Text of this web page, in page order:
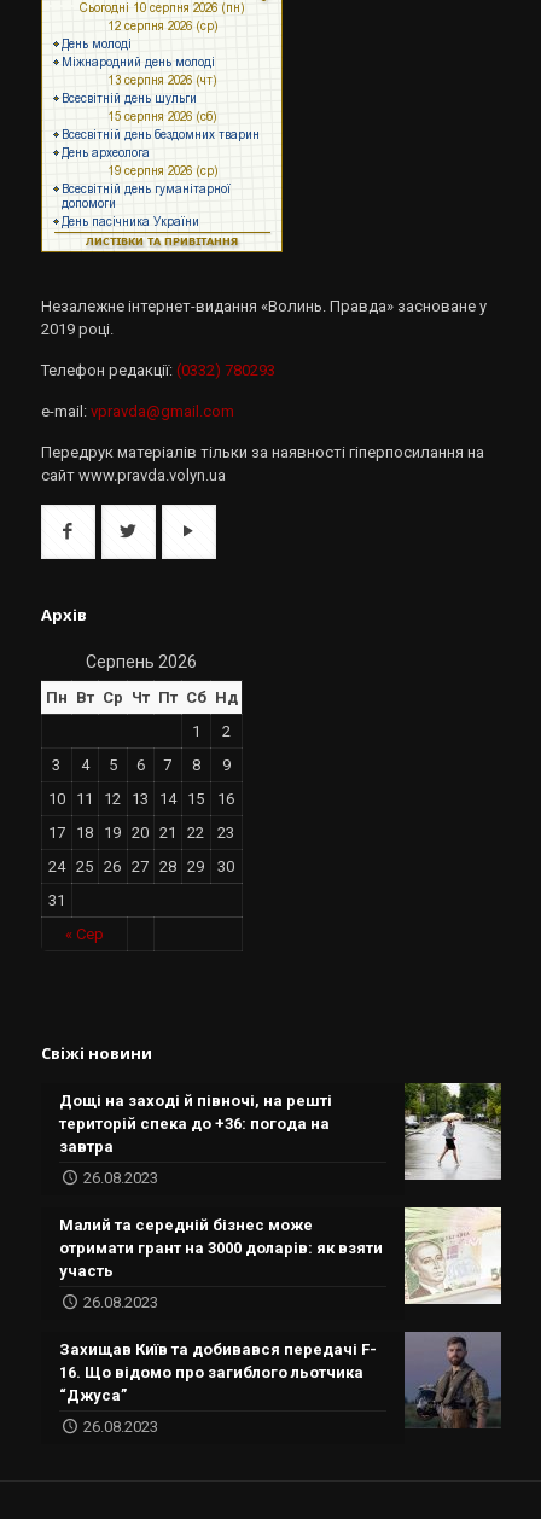
Незалежне інтернет-видання «Волинь. Правда» засноване у
2019 році.
Телефон редакції: (0332) 780293
e-mail: vpravda@gmail.com
Передрук матеріалів тільки за наявності гіперпосилання на
сайт www.pravda.volyn.ua
Архів
Серпень 2026
Пн Вт Ср Чт Пт Сб Нд
« Сер
1
2
3
4 5 6 7 8
9
10
11 12 13 14 15
16
17
18 19 20 21 22
23
24
25 26 27 28 29
30
31
Свіжі новини
Дощі на заході й півночі, на решті
територій спека до +36: погода на
завтра
26.08.2023
Малий та середній бізнес може
отримати грант на 3000 доларів: як взяти
участь
26.08.2023
Захищав Київ та добивався передачі F-
16. Що відомо про загиблого льотчика
“Джуса”
26.08.2023